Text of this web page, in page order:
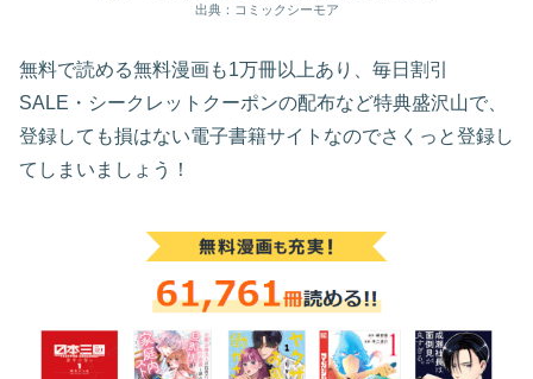
出典：コミックシーモア
無料で読める無料漫画も1万冊以上あり、毎日割引
SALE・シークレットクーポンの配布など特典盛沢山で、
登録しても損はない電子書籍サイトなのでさくっと登録し
てしまいましょう！